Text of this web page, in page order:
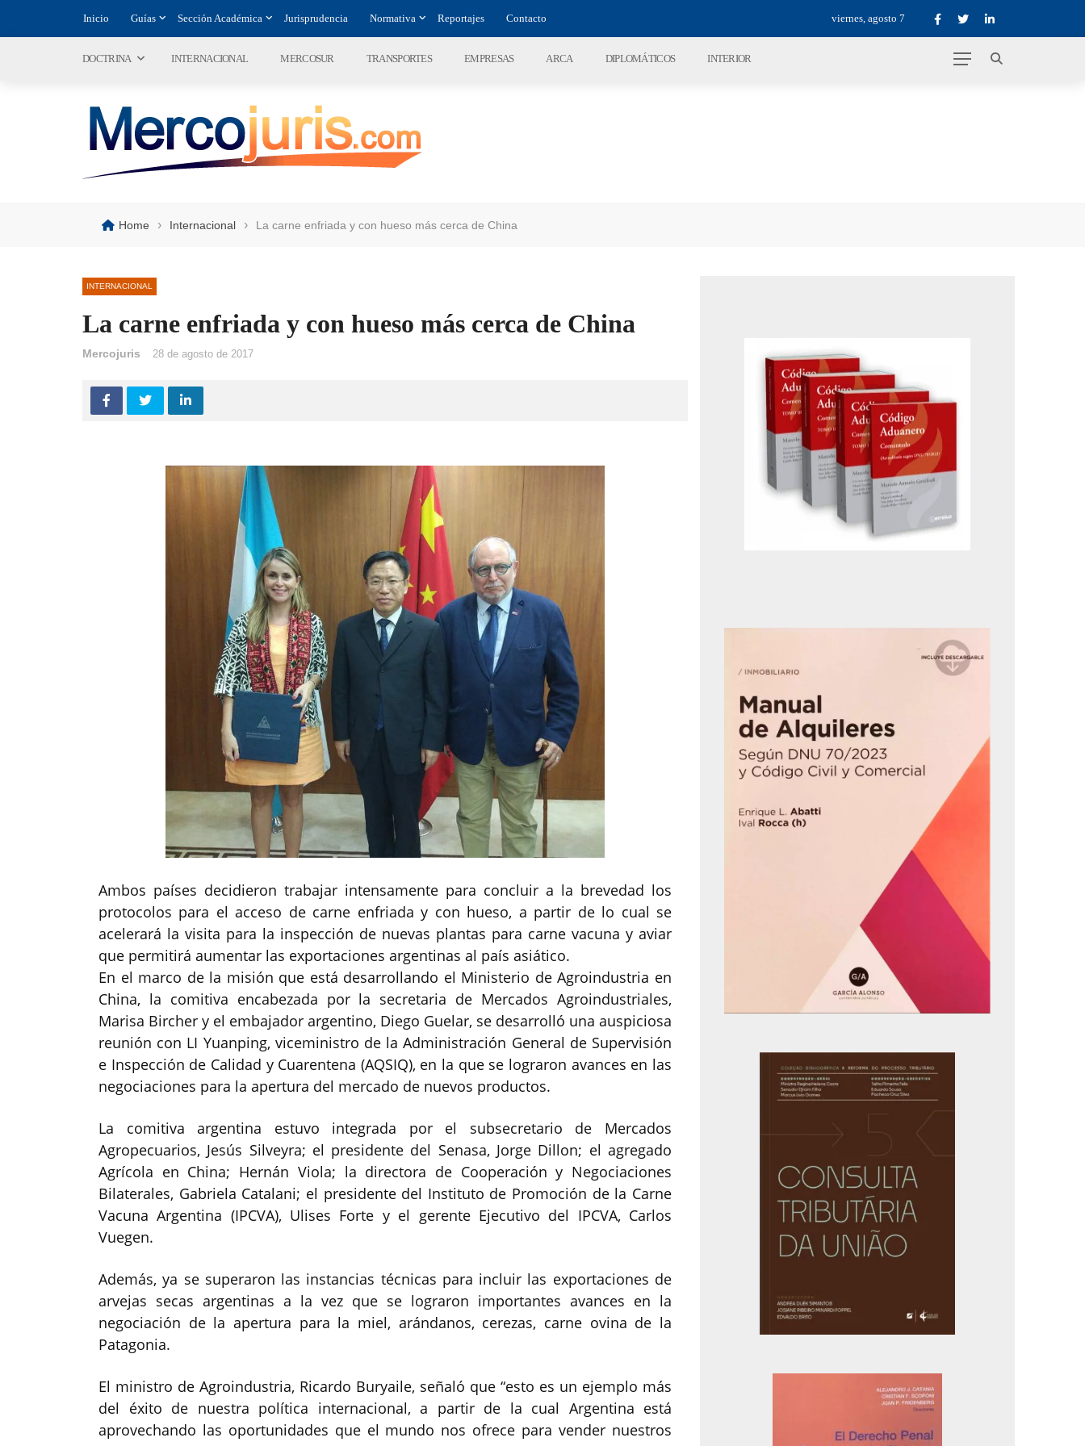
Inicio Guías Sección Académica Jurisprudencia Normativa Reportajes Contacto viernes, agosto 7
DOCTRINA INTERNACIONAL MERCOSUR TRANSPORTES EMPRESAS ARCA DIPLOMÁTICOS INTERIOR
Home › Internacional › La carne enfriada y con hueso más cerca de China
INTERNACIONAL
La carne enfriada y con hueso más cerca de China
Mercojuris 28 de agosto de 2017
Ambos países decidieron trabajar intensamente para concluir a la brevedad los
protocolos para el acceso de carne enfriada y con hueso, a partir de lo cual se
acelerará la visita para la inspección de nuevas plantas para carne vacuna y aviar
que permitirá aumentar las exportaciones argentinas al país asiático.
En el marco de la misión que está desarrollando el Ministerio de Agroindustria en
China, la comitiva encabezada por la secretaria de Mercados Agroindustriales,
Marisa Bircher y el embajador argentino, Diego Guelar, se desarrolló una auspiciosa
reunión con LI Yuanping, viceministro de la Administración General de Supervisión
e Inspección de Calidad y Cuarentena (AQSIQ), en la que se lograron avances en las
negociaciones para la apertura del mercado de nuevos productos.
La comitiva argentina estuvo integrada por el subsecretario de Mercados
Agropecuarios, Jesús Silveyra; el presidente del Senasa, Jorge Dillon; el agregado
Agrícola en China; Hernán Viola; la directora de Cooperación y Negociaciones
Bilaterales, Gabriela Catalani; el presidente del Instituto de Promoción de la Carne
Vacuna Argentina (IPCVA), Ulises Forte y el gerente Ejecutivo del IPCVA, Carlos
Vuegen.
Además, ya se superaron las instancias técnicas para incluir las exportaciones de
arvejas secas argentinas a la vez que se lograron importantes avances en la
negociación de la apertura para la miel, arándanos, cerezas, carne ovina de la
Patagonia.
El ministro de Agroindustria, Ricardo Buryaile, señaló que “esto es un ejemplo más
del éxito de nuestra política internacional, a partir de la cual Argentina está
aprovechando las oportunidades que el mundo nos ofrece para vender nuestros